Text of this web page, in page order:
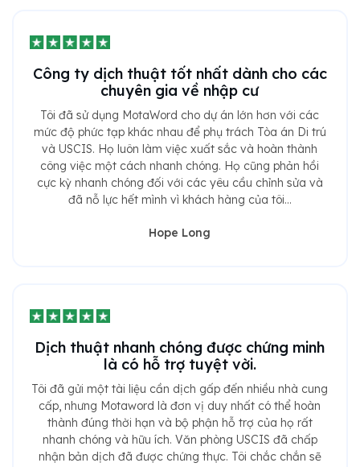
Công ty dịch thuật tốt nhất dành cho các
chuyên gia về nhập cư
Tôi đã sử dụng MotaWord cho dự án lớn hơn với các
mức độ phức tạp khác nhau để phụ trách Tòa án Di trú
và USCIS. Họ luôn làm việc xuất sắc và hoàn thành
công việc một cách nhanh chóng. Họ cũng phản hồi
cực kỳ nhanh chóng đối với các yêu cầu chỉnh sửa và
đã nỗ lực hết mình vì khách hàng của tôi...
Hope Long
Dịch thuật nhanh chóng được chứng minh
là có hỗ trợ tuyệt vời.
Tôi đã gửi một tài liệu cần dịch gấp đến nhiều nhà cung
cấp, nhưng Motaword là đơn vị duy nhất có thể hoàn
thành đúng thời hạn và bộ phận hỗ trợ của họ rất
nhanh chóng và hữu ích. Văn phòng USCIS đã chấp
nhận bản dịch đã được chứng thực. Tôi chắc chắn sẽ